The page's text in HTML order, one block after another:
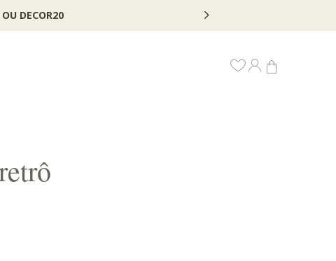
*Válido por tempo limitado, em itens sinalizados